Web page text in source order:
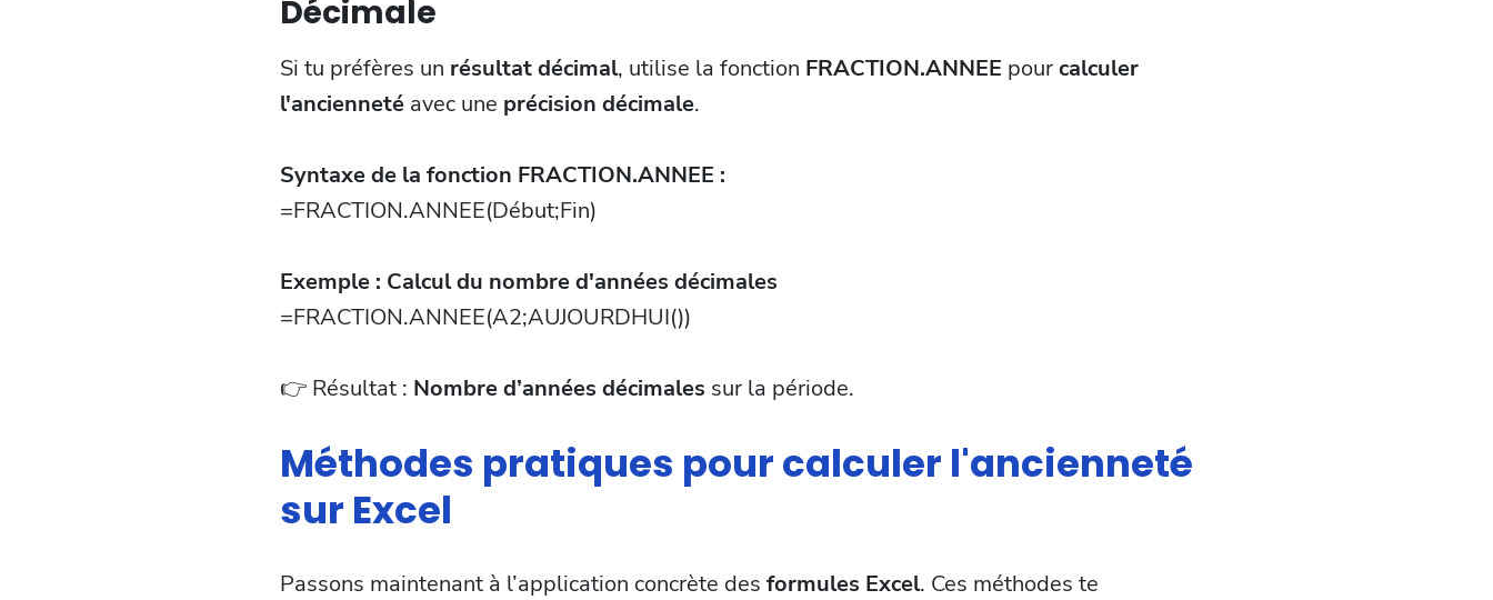
Décimale
Si tu préfères un résultat décimal, utilise la fonction FRACTION.ANNEE pourcalculer
l'ancienneté avec une précision décimale.
Syntaxe de la fonction FRACTION.ANNEE :
=FRACTION.ANNEE(Début;Fin)
Exemple : Calcul du nombre d'années décimales
=FRACTION.ANNEE(A2;AUJOURDHUI())
👉 Résultat : Nombre d’années décimales sur la période.
Méthodes pratiques pour calculer l'ancienneté
sur Excel
Passons maintenant à l’application concrète des formules Excel. Ces méthodes te